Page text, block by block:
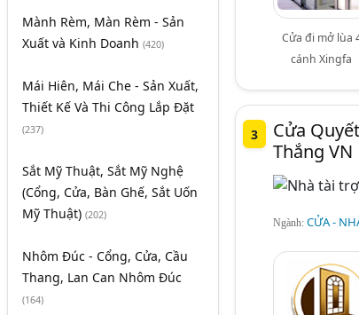
Mành Rèm, Màn Rèm - Sản
Xuất và Kinh Doanh (420)
Mái Hiên, Mái Che - Sản Xuất,
Thiết Kế Và Thi Công Lắp Đặt
(237)
Sắt Mỹ Thuật, Sắt Mỹ Nghệ
(Cổng, Cửa, Bàn Ghế, Sắt Uốn
Mỹ Thuật) (202)
Nhôm Đúc - Cổng, Cửa, Cầu
Thang, Lan Can Nhôm Đúc
(164)
Cửa đi mở lùa
cánh Xingfa
3
Cửa
Thắng VN
Ngành: CỬA -